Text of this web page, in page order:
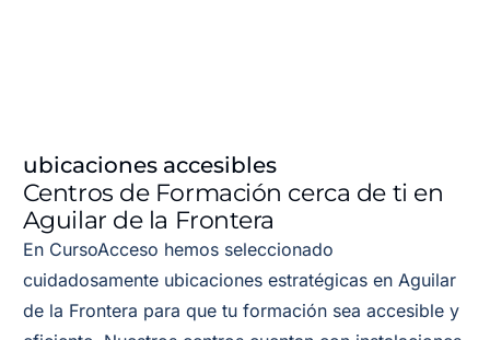
ubicaciones accesibles
Centros de Formación cerca de ti en
Aguilar de la Frontera
En CursoAcceso hemos seleccionado
cuidadosamente ubicaciones estratégicas en Aguilar
de la Frontera para que tu formación sea accesible y